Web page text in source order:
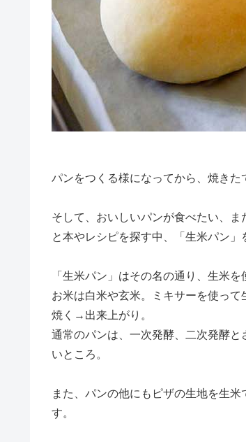
パンをつくる様になってから、焼きた
そして、おいしいパンが食べたい、
と本やレシピを探す中、「生米パン」
「生米パン」はその名の通り、生米を
お米は白米や玄米。ミキサーを使っ
焼く→出来上がり。
通常のパンは、一次発酵、二次発酵
いところ。
また、パンの他にもピザの生地を生
す。